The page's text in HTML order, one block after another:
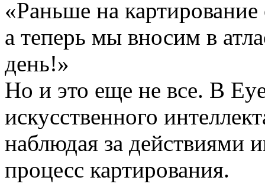
«Раньше на
а теперь мы вносим в
день!»
Но и это еще не все. В
искусственного
наблюдая за действиями
процесс картирования.